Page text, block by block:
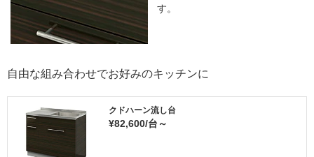
す。
自由な組み合わせでお好みのキッチンに
クドハーン流し台
¥82,600/台～